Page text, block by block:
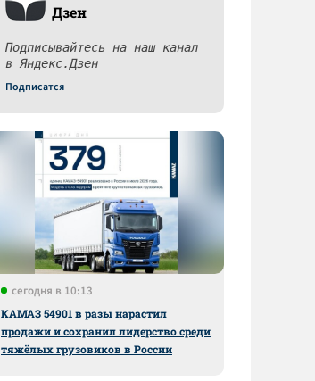
Дзен
Подписывайтесь на наш канал
в Яндекс.Дзен
Подписатся
сегодня в 10:13
КАМАЗ 54901 в разы нарастил
продажи и сохранил лидерство среди
тяжёлых грузовиков в России